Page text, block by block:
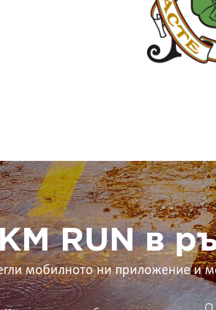
RUN в
мобилното ни приложение и